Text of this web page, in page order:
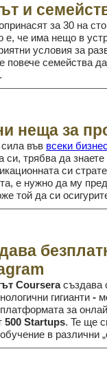
и
за 30 на
е, че има нещо в
условия за
повече семейства
неща за
във всеки
си, трябва да
си
е нужно да му
той да си
Courseraсъздава
гигианти -
за
500 Startups. Te ще
в различни